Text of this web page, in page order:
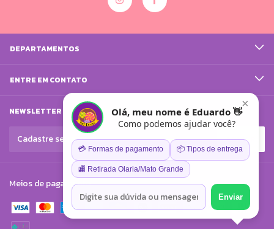
DEPARTAMENTOS
ENTRE EM CONTATO
NEWSLETTER
Meios de pagamento
×
Olá, meu nome é Eduardo 👋
Como podemos ajudar você?
💳 Formas de pagamento 📦 Tipos de entrega
🏬 Retirada Olaria/Mato Grande
Enviar